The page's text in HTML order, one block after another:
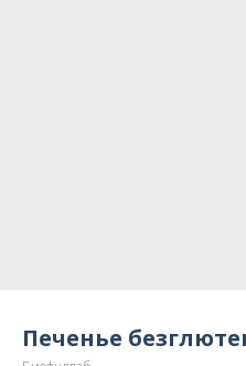
Печенье